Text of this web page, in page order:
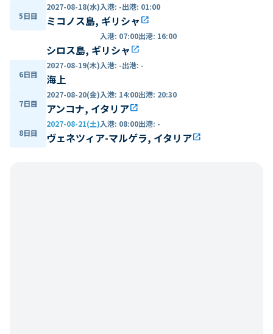
5日目
2027-08-18(水)入港: -出港: 01:00
ミコノス島, ギリシャ open_in_new
入港: 07:00出港: 16:00
シロス島, ギリシャ open_in_new
6日目
2027-08-19(木)入港: -出港: -
海上
7日目
2027-08-20(金)入港: 14:00出港: 20:30
アンコナ, イタリアopen_in_new
8日目
2027-08-21(土)入港: 08:00出港: -
ヴェネツィア-マルゲラ, イタリアopen_in_new